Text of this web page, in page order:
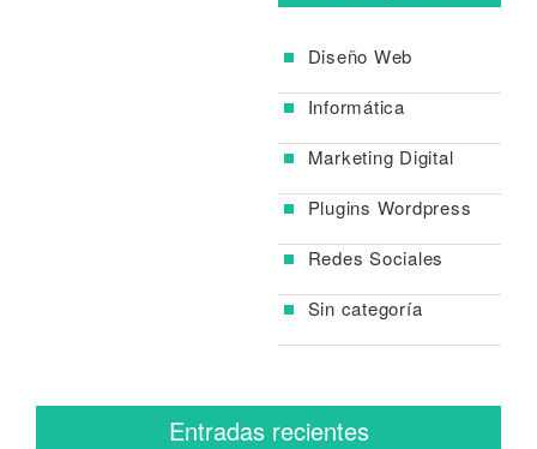
Diseño Web
Informática
Marketing Digital
Plugins Wordpress
Redes Sociales
Sin categoría
Entradas recientes